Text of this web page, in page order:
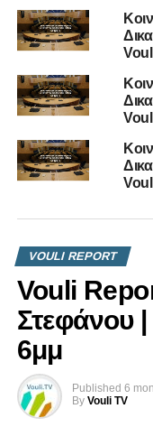
VOULI REPORT
Vouli
Στεφάνου |
6μμ
Published 6
By Vouli TV